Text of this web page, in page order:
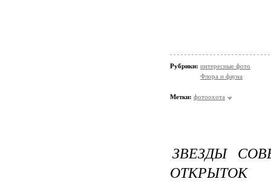
Рубрики: интересные фото
Флора и фауна
Метки: фотоохота
ЗВЕЗДЫ
ОТКРЫТОК